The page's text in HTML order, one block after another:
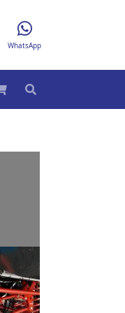
WhatsApp